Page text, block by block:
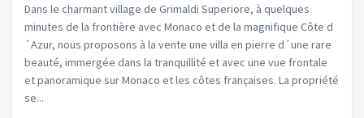
Dans le charmant village de Grimaldi Superiore, à quelques
minutes de la frontière avec Monaco et de la magnifique Côte d
´Azur, nous proposons à la vente une villa en pierre d´une rare
beauté, immergée dans la tranquillité et avec une vue frontale
et panoramique sur Monaco et les côtes françaises. La propriété
se...